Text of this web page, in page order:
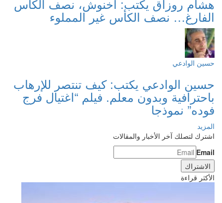
هشام روزاق يكتب: أخنوش، نصف الكأس
الفارغ… نصف الكأس غير المملوء
حسين الوادعي
حسين الوادعي يكتب: كيف تنتصر للإرهاب
باحترافية وبدون معلم. فيلم “اغتيال فرج
فوده” نموذجا
المزيد
اشترك لتصلك آخر الأخبار والمقالات
Email
الأكثر قراءة